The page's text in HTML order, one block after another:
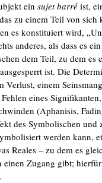
ein sujet bar­réist,
zu einem Teil von sich
es kon­sti­tu­iert wird,
ande­res, als dass es
dem Teil, zu dem es
ist. Die
Ver­lust, einem
eines
(Apha­ni­sis,
des Sym­bo­li­schen und
wer­den kann,
Rea­les – zu dem es
einen Zugang gibt;